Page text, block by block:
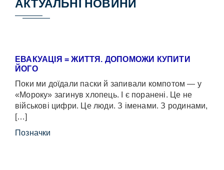
АКТУАЛЬНІ НОВИНИ
ЕВАКУАЦІЯ = ЖИТТЯ. ДОПОМОЖИ КУПИТИ
ЙОГО
Поки ми доїдали паски й запивали компотом — у
«Мороку» загинув хлопець. І є поранені. Це не
військові цифри. Це люди. З іменами. З родинами,
[…]
Позначки